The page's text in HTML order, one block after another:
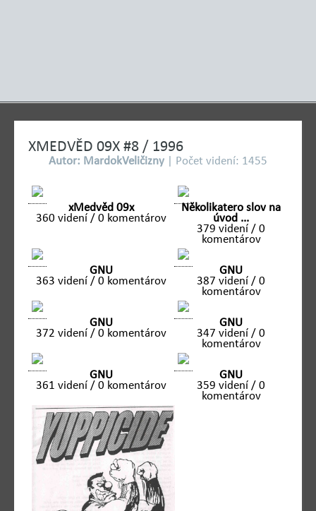
XMEDVĚD 09X #8 / 1996
Autor: MardokVeličizny | Počet videní: 1455
xMedvěd 09x
360 videní / 0 komentárov
Několikatero slov na
úvod ...
379 videní / 0
komentárov
GNU
363 videní / 0 komentárov
GNU
387 videní / 0
komentárov
GNU
372 videní / 0 komentárov
GNU
347 videní / 0
komentárov
GNU
361 videní / 0 komentárov
GNU
359 videní / 0
komentárov